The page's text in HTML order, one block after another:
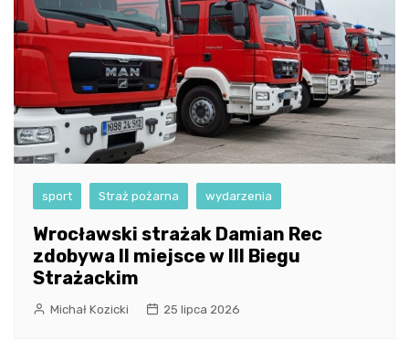
sport Straż pożarna wydarzenia
Wrocławski strażak Damian Rec
zdobywa II miejsce w III Biegu
Strażackim
Michał Kozicki 25 lipca 2026